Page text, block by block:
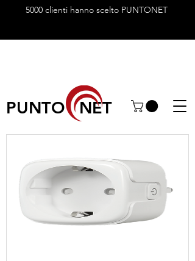
5000 clienti hanno scelto PUNTONET
PUNTO NET